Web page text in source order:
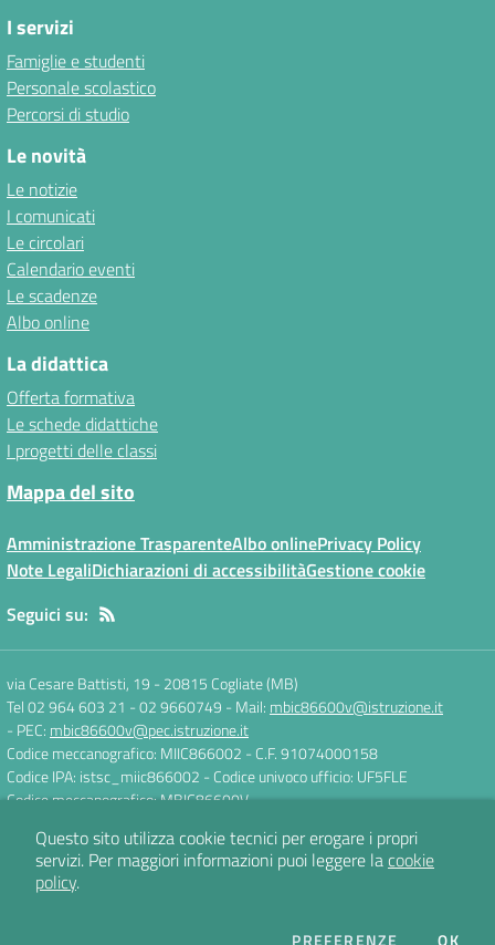
I servizi
Famiglie e studenti
Personale scolastico
Percorsi di studio
Le novità
Le notizie
I comunicati
Le circolari
Calendario eventi
Le scadenze
Albo online
La didattica
Offerta formativa
Le schede didattiche
I progetti delle classi
Mappa del sito
Amministrazione TrasparenteAlbo onlinePrivacy Policy
Note LegaliDichiarazioni di accessibilitàGestione cookie
Seguici su:
via Cesare Battisti, 19 - 20815 Cogliate (MB)
Tel 02 964 603 21 - 02 9660749 - Mail: mbic86600v@istruzione.it
- PEC: mbic86600v@pec.istruzione.it
Codice meccanografico: MIIC866002 - C.F. 91074000158
Codice IPA: istsc_miic866002 - Codice univoco ufficio: UF5FLE
Codice meccanografico: MBIC86600V
Concept & Design by
Designers Italia
Questo sito utilizza cookie tecnici per erogare i propri
servizi. Per maggiori informazioni puoi leggere la cookie
policy.
PREFERENZE DEI COOKIE
OK